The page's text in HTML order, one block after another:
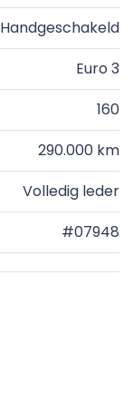
Handgeschakeld
Euro 3
160
290.000 km
Volledig leder
#07948